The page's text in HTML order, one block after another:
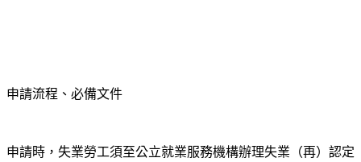
或申請職業訓練生活津貼時，應於「就業保險失業（再）認